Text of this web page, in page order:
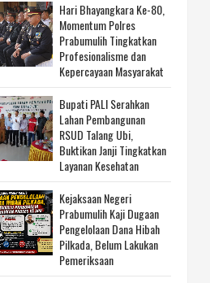
Hari Bhayangkara Ke-80,
Momentum Polres
Prabumulih Tingkatkan
Profesionalisme dan
Kepercayaan Masyarakat
Bupati PALI Serahkan
Lahan Pembangunan
RSUD Talang Ubi,
Buktikan Janji Tingkatkan
Layanan Kesehatan
Kejaksaan Negeri
Prabumulih Kaji Dugaan
Pengelolaan Dana Hibah
Pilkada, Belum Lakukan
Pemeriksaan